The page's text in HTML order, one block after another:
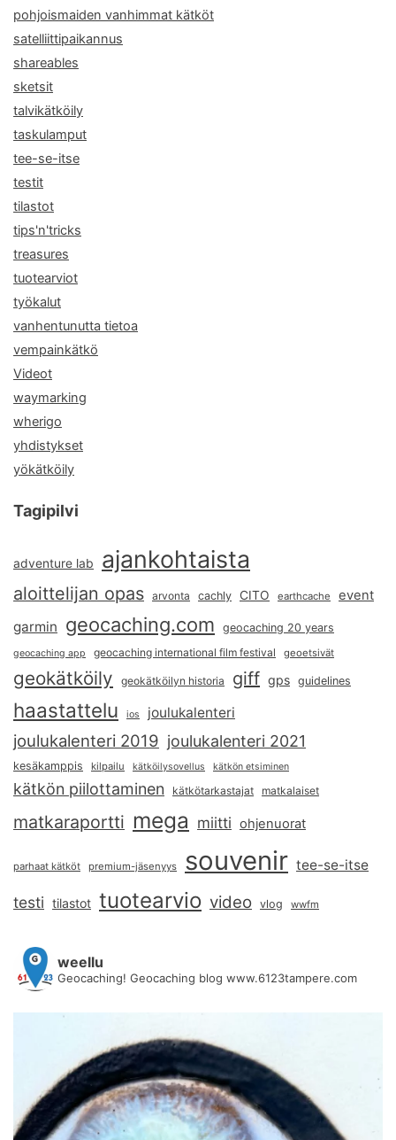
pohjoismaiden vanhimmat kätköt
satelliittipaikannus
shareables
sketsit
talvikätköily
taskulamput
tee-se-itse
testit
tilastot
tips'n'tricks
treasures
tuotearviot
työkalut
vanhentunutta tietoa
vempainkätkö
Videot
waymarking
wherigo
yhdistykset
yökätköily
Tagipilvi
adventure lab ajankohtaista
aloittelijan opas arvonta cachly CITO earthcache event
garmin geocaching.com geocaching 20 years
geocaching app geocaching international film festival geoetsivät
geokätköily geokätköilyn historia giff gps guidelines
haastattelu ios joulukalenteri
joulukalenteri 2019 joulukalenteri 2021
kesäkamppis kilpailu kätköilysovellus kätkön etsiminen
kätkön piilottaminen kätkötarkastajat matkalaiset
matkaraportti mega miitti ohjenuorat
parhaat kätköt premium-jäsenyys souvenir tee-se-itse
testi tilastot tuotearvio video vlog wwfm
weellu
Geocaching! Geocaching blog www.6123tampere.com